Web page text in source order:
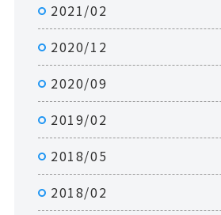
2021/02
2020/12
2020/09
2019/02
2018/05
2018/02